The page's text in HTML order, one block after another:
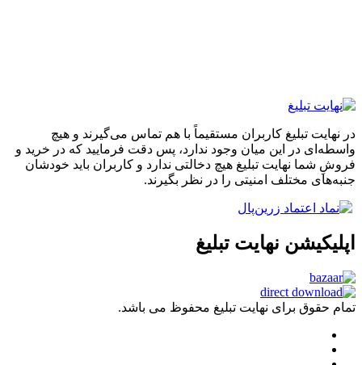
تبلیغ کاربران مستقیماً با هم تماس می‌گیرند و هیچ
در این میان وجود ندارد، پس دقت فرمایید که در خرید و
نهایت تبلیغ هیچ دخالتی ندارد و کاربران باید خودشان
مختلف امنیتی را در نظر بگیرند.
نهایت تبلیغ
برای نهایت تبلیغ محفوظ می باشد.